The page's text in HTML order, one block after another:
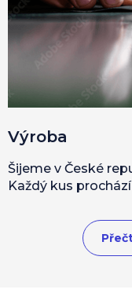
Výroba
Šijeme v České
Každý kus